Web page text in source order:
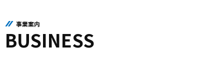
事業案内
BUSINESS